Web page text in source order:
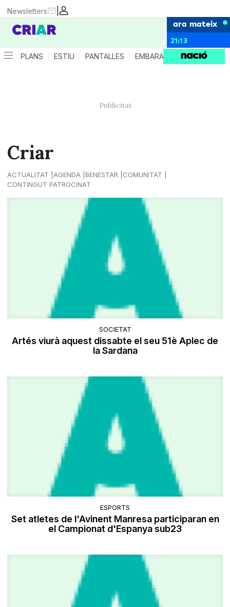
|
Newsletters
ara mateix
21:13
PLANS ESTIU PANTALLES EMBARÀS CRIANÇA
Criar
ACTUALITAT AGENDA BENESTAR
COMUNITAT
CONTINGUT PATROCINAT
SOCIETAT
Artés viurà aquest dissabte el seu 51è Aplec de
la Sardana
ESPORTS
Set atletes de l'Avinent Manresa participaran en
el Campionat d'Espanya sub23